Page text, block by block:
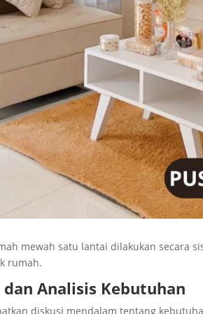
mewah satu lantai dilakukan secara
rumah.
Analisis Kebutuhan
diskusi mendalam tentang